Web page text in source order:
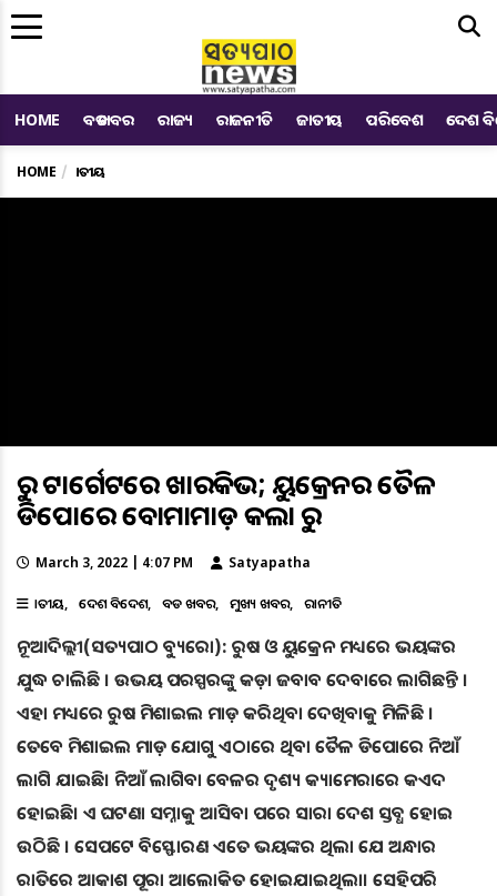
HOME ବଡ ଖବର ରାଜ୍ୟ ରାଜନୀତି ଜାତୀୟ ପରିବେଶ ଦେଶ
HOME ଜାତୀୟ
ରୁଷ ଟାର୍ଗେଟରେ ଖାରକିଭ; ୟୁକ୍ରେନର ତୈଳ
ଡିପୋରେ ବୋମାମାଡ଼ କଲା ରୁଷ
March 3, 2022 | 4:07 PM Satyapatha
ଜାତୀୟ ଦେଶ ବିଦେଶ ବଡ ଖବର ମୁଖ୍ୟ ଖବର ରାଜନୀତି
ନୂଆଦିଲ୍ଲୀ(ସତ୍ୟପାଠ ବ୍ୟୁରୋ): ରୁଷ ଓ ୟୁକ୍ରେନ ମଧ୍ୟରେ ଭୟଙ୍କର
ଯୁଦ୍ଧ ଚାଲିଛି । ଉଭୟ ପରସ୍ପରଙ୍କୁ କଡ଼ା ଜବାବ ଦେବାରେ ଲାଗିଛନ୍ତି ।
ଏହା ମଧ୍ୟରେ ରୁଷ ମିଶାଇଲ ମାଡ଼ କରିଥିବା ଦେଖିବାକୁ ମିଳିଛି ।
ତେବେ ମିଶାଇଲ ମାଡ଼ ଯୋଗୁ ଏଠାରେ ଥିବା ତୈଳ ଡିପୋରେ ନିଆଁ
ଲାଗି ଯାଇଛି। ନିଆଁ ଲାଗିବା ବେଳର ଦୃଶ୍ୟ କ୍ୟାମେରାରେ କଏଦ
ହୋଇଛି। ଏ ଘଟଣା ସମ୍ନାକୁ ଆସିବା ପରେ ସାରା ଦେଶ ସ୍ତବ୍ଧ ହୋଇ
ଉଠିଛି । ସେପଟେ ବିସ୍ଫୋରଣ ଏତେ ଭୟଙ୍କର ଥିଲା ଯେ ଅନ୍ଧାର
ରାତିରେ ଆକାଶ ପୂରା ଆଲୋକିତ ହୋଇଯାଇଥିଲା। ସେହିପରି